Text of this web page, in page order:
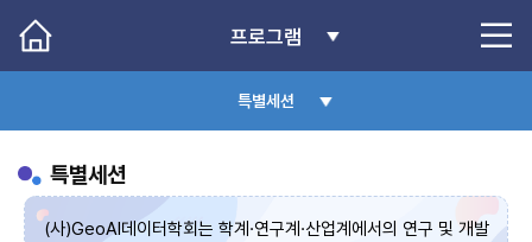
특별세션
프로그램
특별세션
(사)GeoAI데이터학회는 학계·연구계·산업계에서의 연구 및 개발